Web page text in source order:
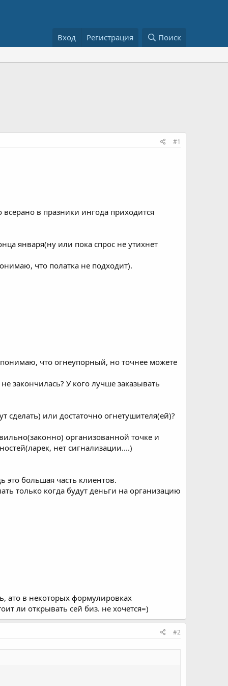
Вход Регистрация Поиск
#1
в празники ингода приходится
января(ну или пока спрос не утихнет
что полатка не подходит).
что огнеупорный, но точнее можете
закончилась? У кого лучше заказывать
или достаточно огнетушителя(ей)?
организованной точке и
нет сигнализации....)
это большая часть клиентов.
только когда будут деньги на организацию
ато в некоторых формулировках
ли открывать сей биз. не хочется=)
#2